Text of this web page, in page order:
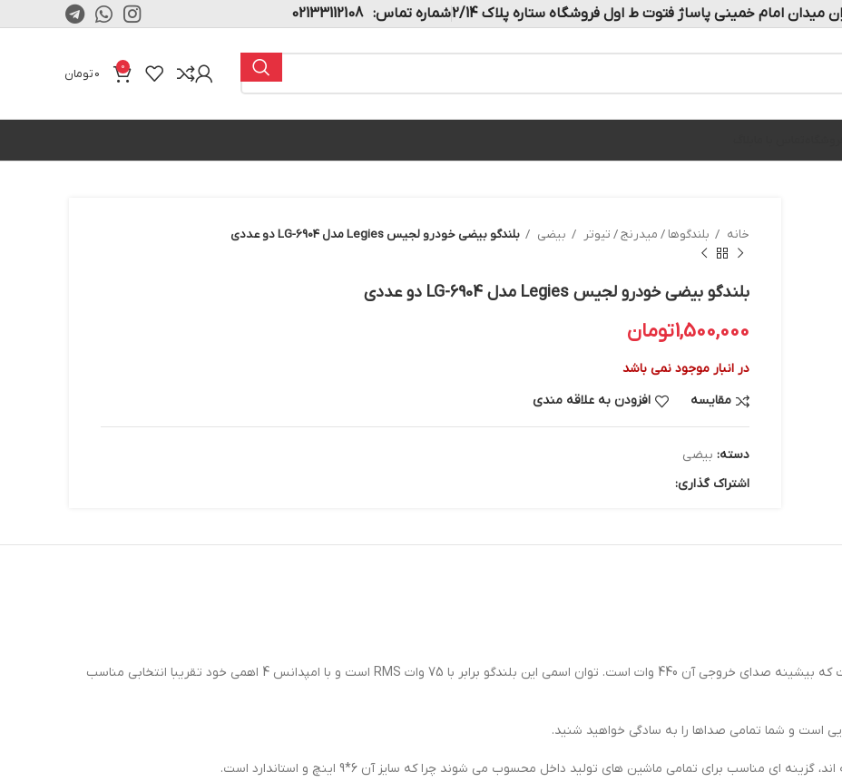
میدان امام خمینی پاساژ فتوت ط اول فروشگاه ستاره پلاک 2/14 شماره تماس: 02133112108
0
0تومان
خانه بلندگوها / میدرنج / تیوتر بیضی بلندگو بیضی خودرو لجیس Legies مدل LG-6904 دو عددی
بلندگو بیضی خودرو لجیس Legies مدل LG-6904 دو عددی
1,500,000تومان
در انبار موجود نمی باشد
مقایسه
افزودن به علاقه مندی
دسته: بیضی
اشتراک گذاری:
مدل LG-6904 از اسپیکرهای کواکسیال لجیس _ Legies است که بیشینه‌ صدای خروجی آن 440 وات است. توان اسمی این بلندگو برابر با 75 وات RMS است و با امپدانس 4 اهمی خود تقریبا انتخابی مناسب
مناسب برای تمامی ماشین‌ های تولید داخل محسوب می‌ شوند چرا که سایز آن 6*9 اینچ و استاندارد است.